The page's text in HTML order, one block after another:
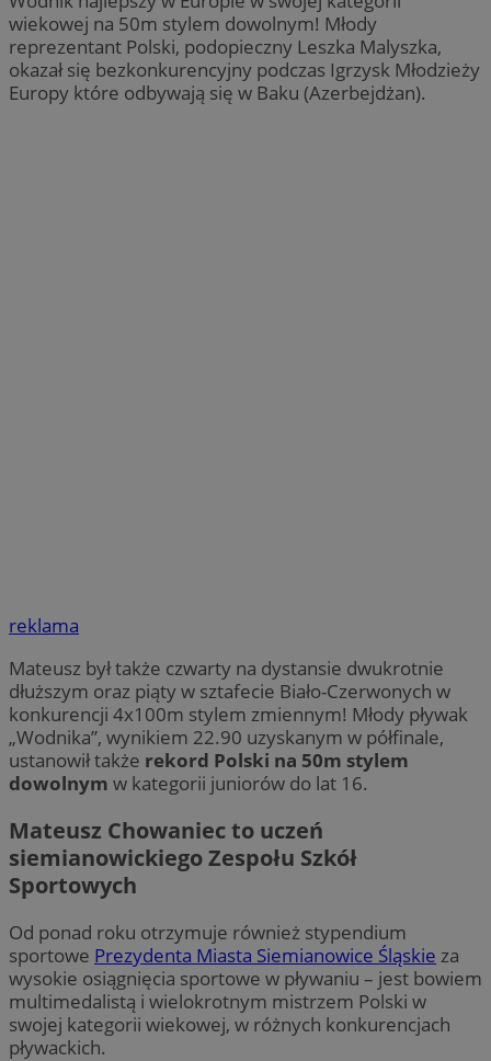
wiekowej na 50m stylem dowolnym! Młody
reprezentant Polski, podopieczny Leszka Malyszka,
okazał się bezkonkurencyjny podczas Igrzysk Młodzieży
Europy które odbywają się w Baku (Azerbejdżan).
reklama
Mateusz był także czwarty na dystansie dwukrotnie
dłuższym oraz piąty w sztafecie Biało-Czerwonych w
konkurencji 4x100m stylem zmiennym! Młody pływak
„Wodnika”, wynikiem 22.90 uzyskanym w półfinale,
ustanowił także rekord Polski na 50m stylem
dowolnym w kategorii juniorów do lat 16.
Mateusz Chowaniec to uczeń
siemianowickiego Zespołu Szkół
Sportowych
Od ponad roku otrzymuje również stypendium
sportowe Prezydenta Miasta Siemianowice Śląskie za
wysokie osiągnięcia sportowe w pływaniu – jest bowiem
multimedalistą i wielokrotnym mistrzem Polski w
swojej kategorii wiekowej, w różnych konkurencjach
pływackich.